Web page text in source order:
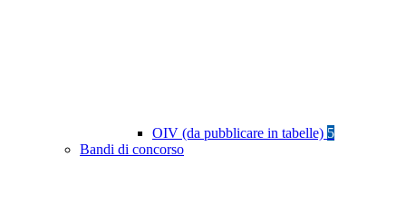
OIV (da pubblicare in tabelle) 5
Bandi di concorso